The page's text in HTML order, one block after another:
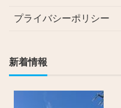
プライバシーポリシー
新着情報